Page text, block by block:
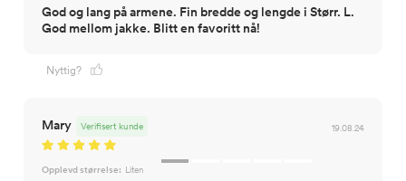
God og lang på armene. Fin bredde og lengde i Størr. L.
God mellom jakke. Blitt en favoritt nå!
Nyttig?
Mary 19.08.24
Verifisert kunde
Opplevd størrelse: Liten